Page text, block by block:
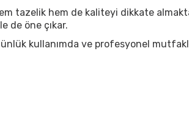
tazelik hem de kaliteyi dikkate
de öne çıkar.
kullanımda ve profesyonel